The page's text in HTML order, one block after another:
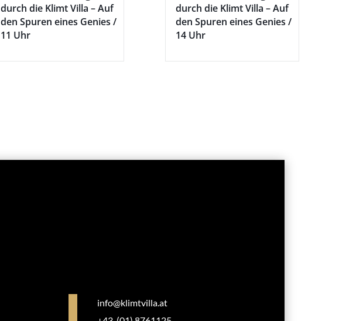
durch die Klimt Villa – Auf
den Spuren eines Genies /
11 Uhr
durch die Klimt Villa – Auf
den Spuren eines Genies /
14 Uhr
info@klimtvilla.at